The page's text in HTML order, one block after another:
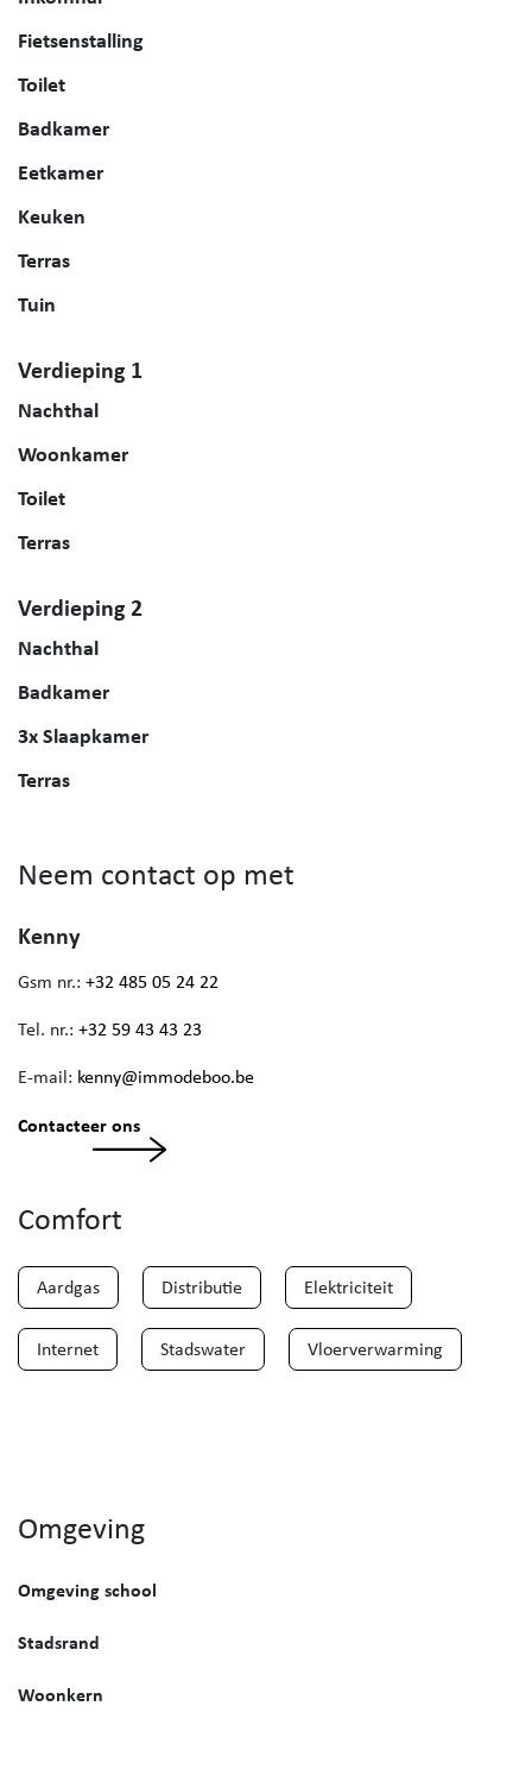
Fietsenstalling
Toilet
Badkamer
Eetkamer
Keuken
Terras
Tuin
Verdieping 1
Nachthal
Woonkamer
Toilet
Terras
Verdieping 2
Nachthal
Badkamer
3x Slaapkamer
Terras
Neem contact op met
Kenny
Gsm nr.: +32 485 05 24 22
Tel. nr.: +32 59 43 43 23
E-mail: kenny@immodeboo.be
Contacteer ons
Comfort
Aardgas Distributie Elektriciteit
Internet Stadswater Vloerverwarming
Omgeving
Omgeving school
Stadsrand
Woonkern